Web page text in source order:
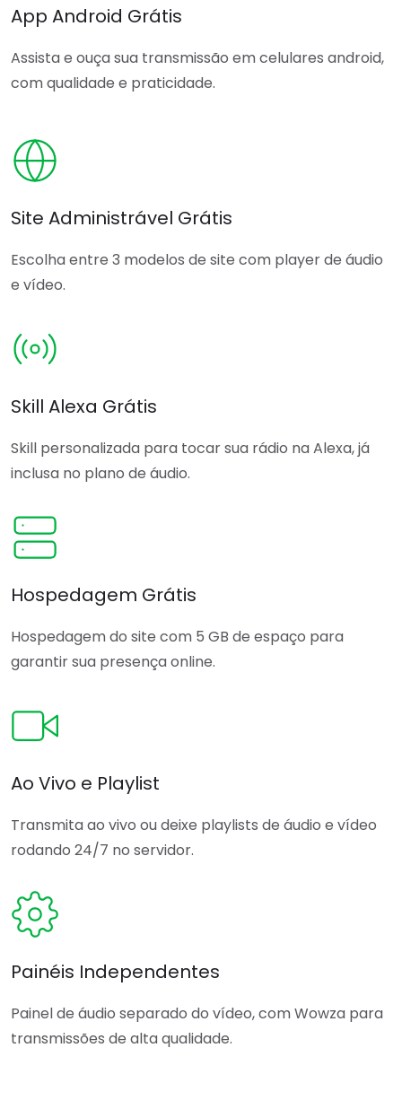
App Android Grátis
Assista e ouça sua transmissão em celulares android,
com qualidade e praticidade.
Site Administrável Grátis
Escolha entre 3 modelos de site com player de áudio
e vídeo.
Skill Alexa Grátis
Skill personalizada para tocar sua rádio na Alexa, já
inclusa no plano de áudio.
Hospedagem Grátis
Hospedagem do site com 5 GB de espaço para
garantir sua presença online.
Ao Vivo e Playlist
Transmita ao vivo ou deixe playlists de áudio e vídeo
rodando 24/7 no servidor.
Painéis Independentes
Painel de áudio separado do vídeo, com Wowza para
transmissões de alta qualidade.